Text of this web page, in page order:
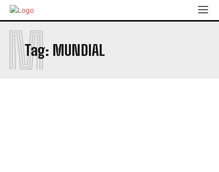
Tag: MUNDIAL
M